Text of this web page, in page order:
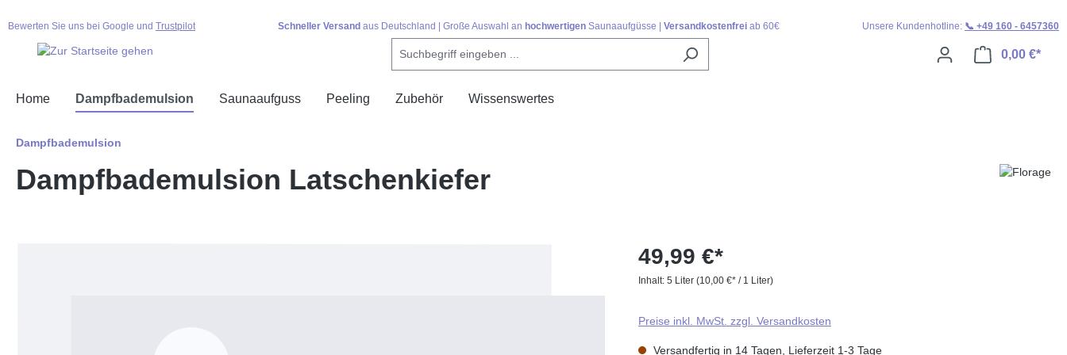
Bewerten Sie uns bei Google und Trustpilot Schneller Versand aus Deutschland | Große Auswahl an hochwertigen Saunaaufgüsse | Versandkostenfrei ab 60€ Unsere Kundenhotline: 📞 +49 160 - 6457360
0,00 €*
Home Dampfbademulsion Saunaaufguss Peeling Zubehör Wissenswertes
Dampfbademulsion
Dampfbademulsion Latschenkiefer
49,99 €*
Inhalt: 5 Liter (10,00 €* / 1 Liter)
Preise inkl. MwSt. zzgl. Versandkosten
Versandfertig in 14 Tagen, Lieferzeit 1-3 Tage